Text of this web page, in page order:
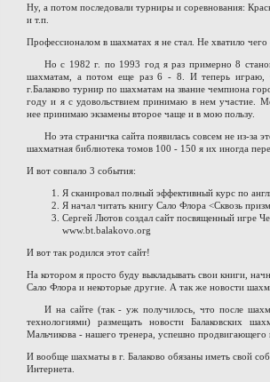
Ну, а потом последовали турниры и соревнования:
и т.п.
Профессионалом в шахматах я не стал. Не хватило чего
Но с 1982 г. по 1993 год я раз примерно 8
шахматам, а потом еще раз 6 - 8. И теперь играю,
г.Балаково турнир по шахматам на звание чемпиона
году и я с удовольствием принимаю в нем участие.
нее принимаю экзамены второе чаще и в мою пользу.
Но эта страничка сайта появилась совсем не из-за
шахматная библиотека томов 100 - 150 я их иногда
И вот совпало 3 события:
Я сканировал полный эффективный курс по
Я начал читать книгу Сало Флора <Сквозь
Сергей Лютов создал сайт посвященный игре
www.bt.balakovo.org
И вот так родился этот сайт!
На котором я просто буду выкладывать свои книги,
Сало Флора и некоторые другие. А так же новости
И на сайте (так - уж получилось, что после
технологиями) размещать новости Балаковских
Мальчикова - нашего тренера, успешно продвигающего
И вообще шахматы в г. Балаково обязаны иметь свой
Интернета.